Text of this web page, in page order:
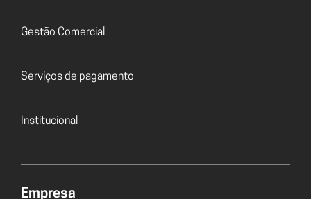
Gestão Comercial
Serviços de pagamento
Institucional
Empresa